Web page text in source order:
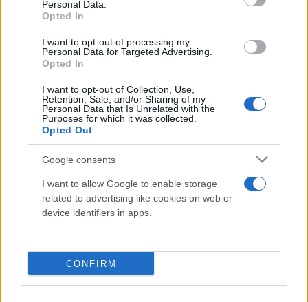
Personal Data.
Opted In
I want to opt-out of processing my
Personal Data for Targeted Advertising.
Opted In
I want to opt-out of Collection, Use,
Retention, Sale, and/or Sharing of my
Personal Data that Is Unrelated with the
Purposes for which it was collected.
Opted Out
Google consents
I want to allow Google to enable storage
related to advertising like cookies on web or
device identifiers in apps.
CONFIRM
Καύσιμα: «Καίνε» οι τιμές εν μέσω διακοπών -
Γιατί δεν πέφτουν και πότε μπορεί να έρθει
αποκλιμάκωση
07.08.2026